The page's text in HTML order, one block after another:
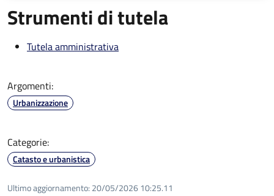
Strumenti di tutela
Tutela amministrativa
Argomenti:
Urbanizzazione
Categorie:
Catasto e urbanistica
Ultimo aggiornamento: 20/05/2026 10:25.11